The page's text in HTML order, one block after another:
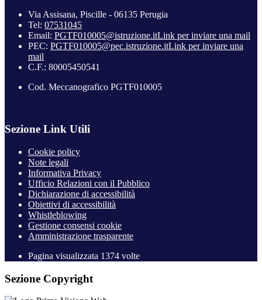
Via Assisana, Piscille - 06135 Perugia
Tel: 07531045
Email: PGTF010005@istruzione.itLink per inviare una mail
PEC: PGTF010005@pec.istruzione.itLink per inviare una
mail
C.F.: 80005450541
Cod. Meccanografico PGTF010005
Sezione Link Utili
Cookie policy
Note legali
Informativa Privacy
Ufficio Relazioni con il Pubblico
Dichiarazione di accessibilità
Obiettivi di accessibilità
Whistleblowing
Gestione consensi cookie
Amministrazione trasparente
Pagina visualizzata 1374 volte
Sezione Copyright